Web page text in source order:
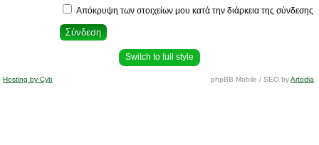
Απόκρυψη των στοιχείων μου κατά την διάρκεια της σύνδεσης
Switch to full style
Hosting by Cyb phpBB Mobile / SEO byArtodia